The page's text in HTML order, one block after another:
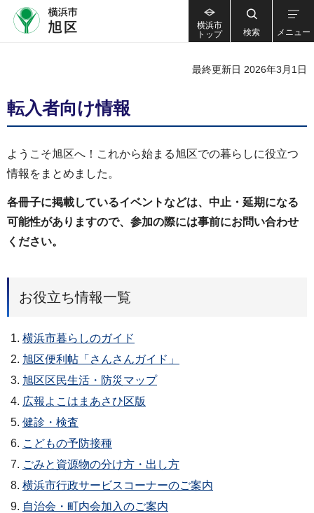
横浜市
トップ
検索 メニュー
最終更新日 2026年3月1日
転入者向け情報
ようこそ旭区へ！これから始まる旭区での暮らしに役立つ
情報をまとめました。
各冊子に掲載しているイベントなどは、中止・延期になる
可能性がありますので、参加の際には事前にお問い合わせ
ください。
お役立ち情報一覧
横浜市暮らしのガイド
旭区便利帖「さんさんガイド」
旭区区民生活・防災マップ
広報よこはまあさひ区版
健診・検査
こどもの予防接種
ごみと資源物の分け方・出し方
横浜市行政サービスコーナーのご案内
自治会・町内会加入のご案内